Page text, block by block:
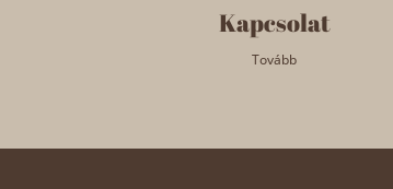
Kapcsolat
Tovább